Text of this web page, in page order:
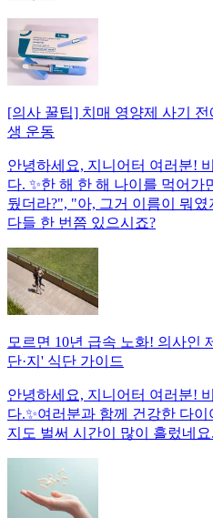
[의사 꿀팁] 치매 영양제 사기
생 운동
안녕하세요, 지니어터 여러분!
다. ✨한 해 한 해 나이를 먹어가
뒀더라?", "아, 그거 이름이 뭐
다들 한 번쯤 있으시죠?
모르면 10년 급속 노화! 의사인
단·지' 식단 가이드
안녕하세요, 지니어터 여러분!
다.✨여러분과 함께 건강한 다
지도 벌써 시간이 많이 흘렀네요.